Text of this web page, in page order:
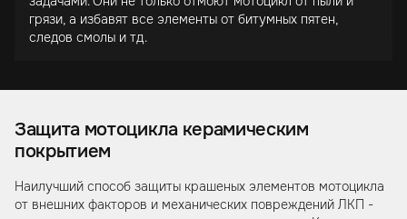
грязи, а избавят все элементы от битумных пятен,
следов смолы и тд.
Защита мотоцикла керамическим
покрытием
Наилучший способ защиты крашеных элементов мотоцикла
от внешних факторов и механических повреждений ЛКП -